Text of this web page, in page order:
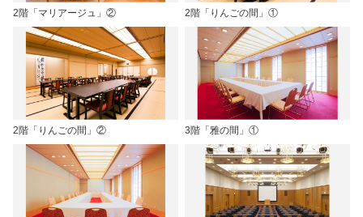
2階「マリアージュ」② 2階「りんごの間」①
2階「りんごの間」② 3階「雅の間」①